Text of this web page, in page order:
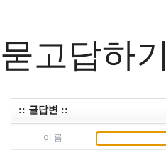
묻고답하기
:: 글답변 ::
이 름